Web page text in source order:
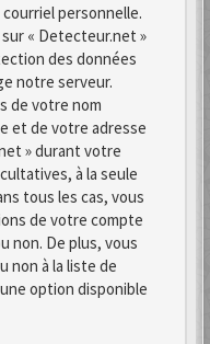
personnelle.
« Detecteur.net »
des données
notre serveur.
de votre nom
et de votre adresse
» durant votre
à la seule
tous les cas, vous
de votre compte
non. De plus, vous
non à la liste de
option disponible